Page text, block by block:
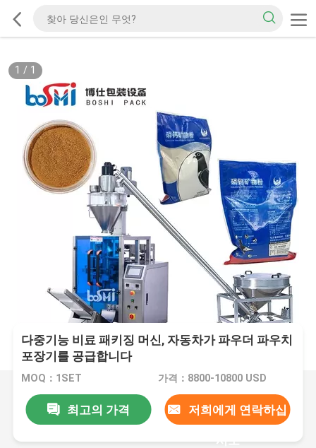
1 / 1
다중기능 비료 패키징 머신, 자동차가 파우더 파우치
포장기를 공급합니다
MOQ：1SET 가격：8800-10800 USD
최고의 가격 저희에게 연락하십
시오